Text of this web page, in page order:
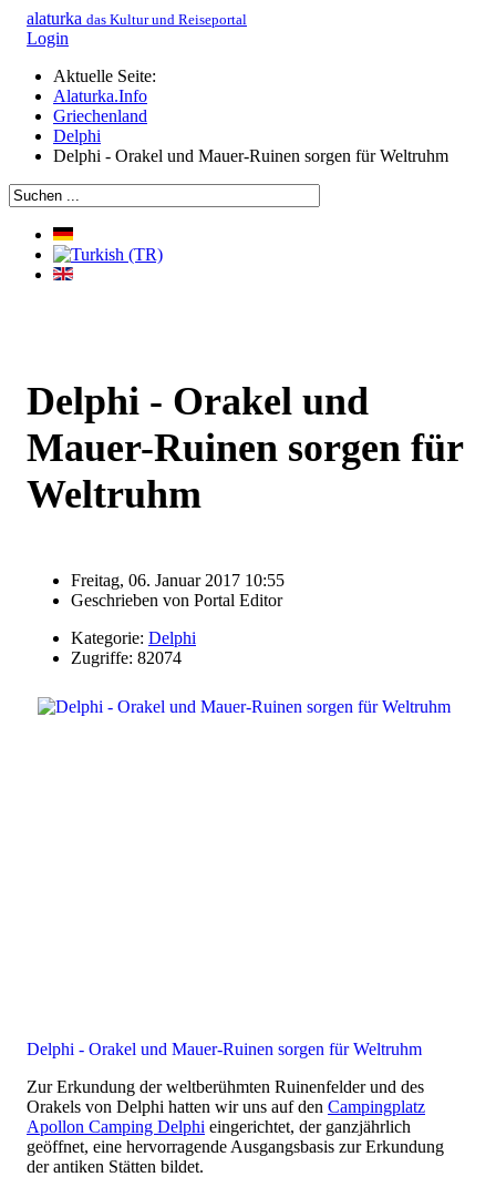
alaturka das Kultur und Reiseportal
Login
Aktuelle Seite:
Alaturka.Info
Griechenland
Delphi
Delphi - Orakel und Mauer-Ruinen sorgen für Weltruhm
Delphi - Orakel und
Mauer-Ruinen sorgen für
Weltruhm
Freitag, 06. Januar 2017 10:55
Geschrieben von Portal Editor
Kategorie: Delphi
Zugriffe: 82074
Delphi - Orakel und Mauer-Ruinen sorgen für Weltruhm
Zur Erkundung der weltberühmten Ruinenfelder und des
Orakels von Delphi hatten wir uns auf den Campingplatz
Apollon Camping Delphi eingerichtet, der ganzjährlich
geöffnet, eine hervorragende Ausgangsbasis zur Erkundung
der antiken Stätten bildet.